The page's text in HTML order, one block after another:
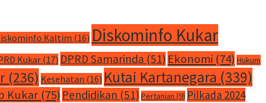
Kaltim (16) Diskominfo Kukar
Kukar (17) DPRD Samarinda (51) Ekonomi (74) Hukum
(236) Kesehatan (16) Kutai Kartanegara (339)
Kukar (75) Pendidikan (51) Pertanian (9) Pilkada 2024